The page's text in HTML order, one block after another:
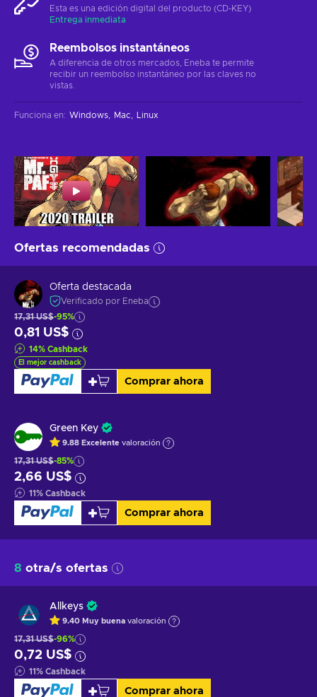
Esta es una edición digital del producto (CD-KEY)
Entrega inmediata
Reembolsos instantáneos
A diferencia de otros mercados, Eneba te permite
recibir un reembolso instantáneo por las claves no
vistas.
Funciona en: Windows Mac Linux
Ofertas recomendadas
Oferta destacada
Verificado por Eneba
17,31 US$-95%
0,81 US$
14% Cashback
El mejor cashback
Comprar ahora
Green Key
9.88 Excelente valoración
17,31 US$-85%
2,66 US$
11% Cashback
Comprar ahora
8 otra/s ofertas
Allkeys
9.40 Muy buena valoración
17,31 US$-96%
0,72 US$
11% Cashback
Comprar ahora